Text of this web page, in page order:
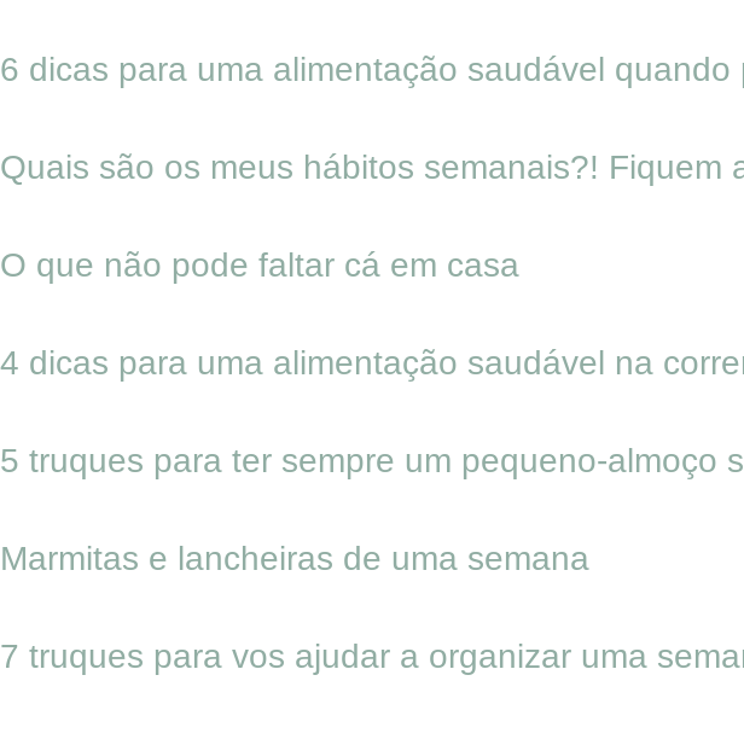
6 dicas para uma alimentação saudável
Quais são os meus hábitos semanais?! Fiquem
O que não pode faltar cá em casa
4 dicas para uma alimentação saudável na
5 truques para ter sempre um pequeno-almoço
Marmitas e lancheiras de uma semana
7 truques para vos ajudar a organizar uma